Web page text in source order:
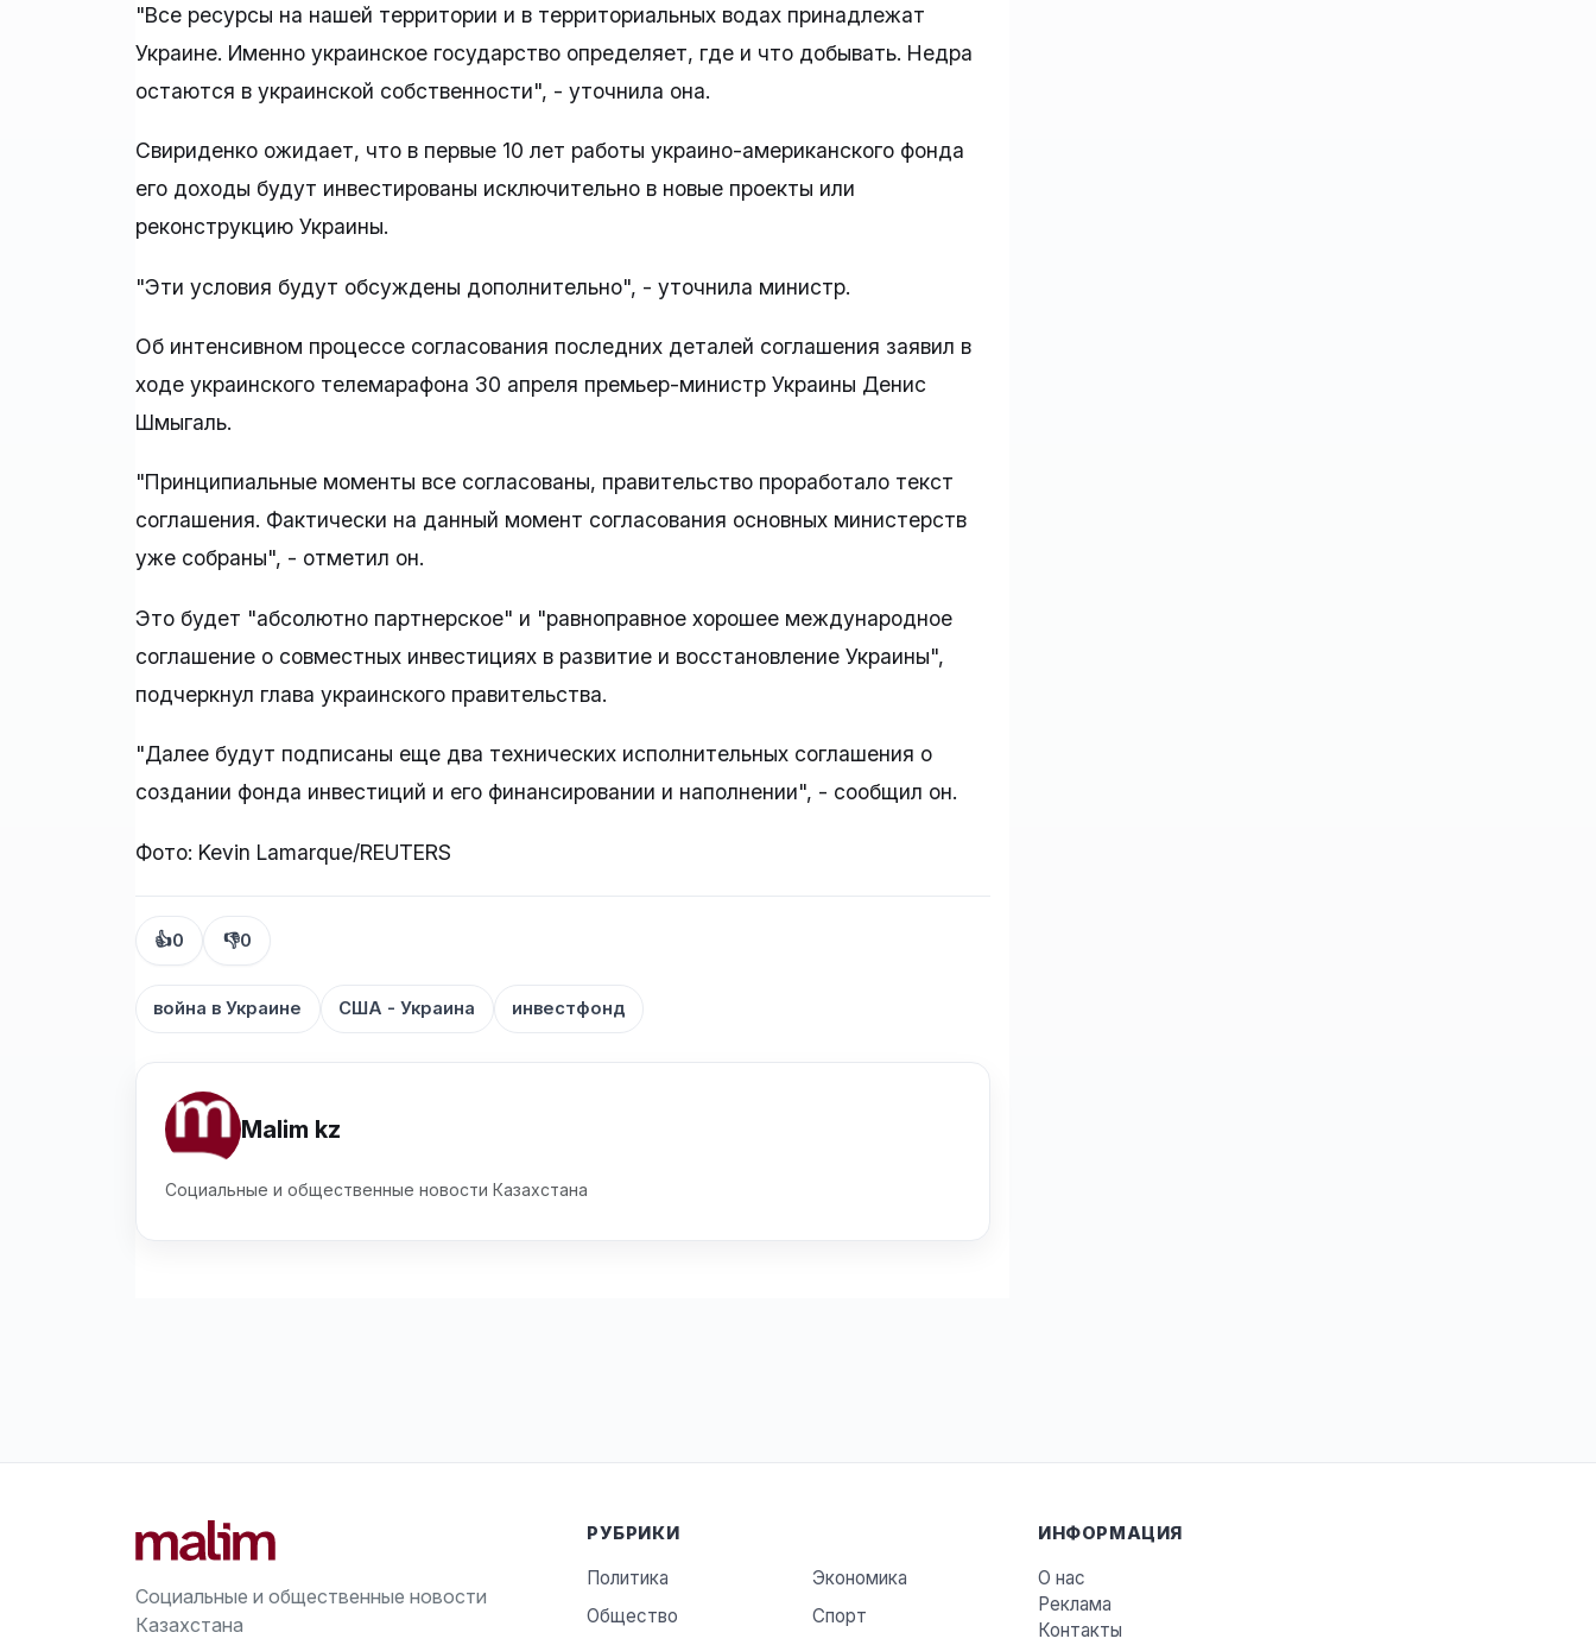
"Все ресурсы на нашей территории и в территориальных водах принадлежат
Украине. Именно украинское государство определяет, где и что добывать. Недра
остаются в украинской собственности", - уточнила она.
Свириденко ожидает, что в первые 10 лет работы украино-американского фонда
его доходы будут инвестированы исключительно в новые проекты или
реконструкцию Украины.
"Эти условия будут обсуждены дополнительно", - уточнила министр.
Об интенсивном процессе согласования последних деталей соглашения заявил в
ходе украинского телемарафона 30 апреля премьер-министр Украины Денис
Шмыгаль.
"Принципиальные моменты все согласованы, правительство проработало текст
соглашения. Фактически на данный момент согласования основных министерств
уже собраны", - отметил он.
Это будет "абсолютно партнерское" и "равноправное хорошее международное
соглашение о совместных инвестициях в развитие и восстановление Украины",
подчеркнул глава украинского правительства.
"Далее будут подписаны еще два технических исполнительных соглашения о
создании фонда инвестиций и его финансировании и наполнении", - сообщил он.
Фото: Kevin Lamarque/REUTERS
👍0 👎0
война в Украине США - Украина инвестфонд
Malim kz
Социальные и общественные новости Казахстана
Социальные и общественные новости
Казахстана
РУБРИКИ
Политика
Экономика
Общество
Спорт
ИНФОРМАЦИЯ
О нас
Реклама
Контакты